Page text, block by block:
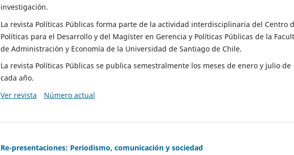
investigación.
La revista Políticas Públicas forma parte de la actividad interdisciplinaria del Centro
Políticas para el Desarrollo y del Magíster en Gerencia y Políticas Públicas de la
de Administración y Economía de la Universidad de Santiago de Chile.
La revista Políticas Públicas se publica semestralmente los meses de enero y julio de
cada año.
Ver revista
Número actual
Re-presentaciones: Periodismo, comunicación y sociedad